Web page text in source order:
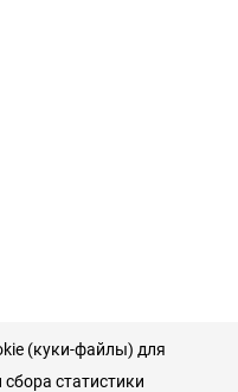
(куки-файлы) для
статистики